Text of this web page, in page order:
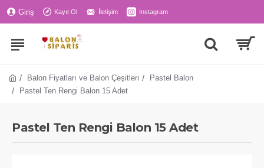
Giriş Kayıt Ol İletişim Instagram
Balon Fiyatları ve Balon Çeşitleri
Pastel Balon
Pastel Ten Rengi Balon 15 Adet
Pastel Ten Rengi Balon 15 Adet